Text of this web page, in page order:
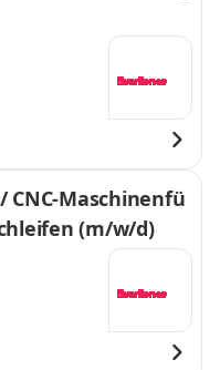
Maschinenfü
(m/w/d)